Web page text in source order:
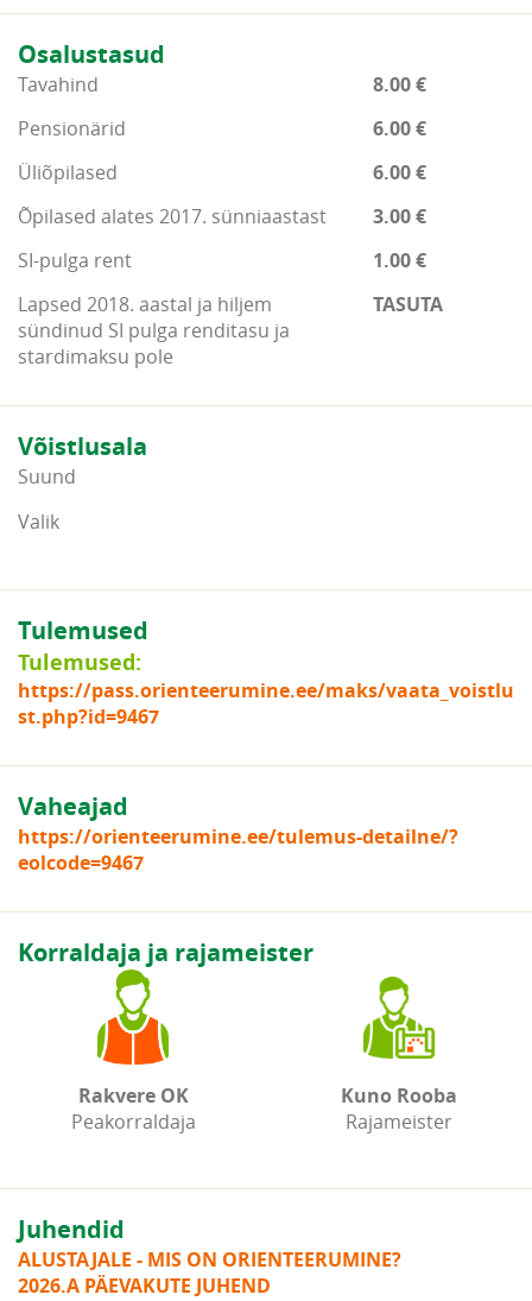
Osalustasud
Tavahind
8.00 €
Pensionärid
6.00 €
Üliõpilased
6.00 €
Õpilased alates 2017. sünniaastast
3.00 €
SI-pulga rent
1.00 €
Lapsed 2018. aastal ja hiljem
sündinud SI pulga renditasu ja
stardimaksu pole
TASUTA
Võistlusala
Suund
Valik
Tulemused
Tulemused:
https://pass.orienteerumine.ee/maks/vaata_voistlu
st.php?id=9467
Vaheajad
https://orienteerumine.ee/tulemus-detailne/?
eolcode=9467
Korraldaja ja rajameister
Rakvere OK
Peakorraldaja
Kuno Rooba
Rajameister
Juhendid
ALUSTAJALE - MIS ON ORIENTEERUMINE?
2026.A PÄEVAKUTE JUHEND